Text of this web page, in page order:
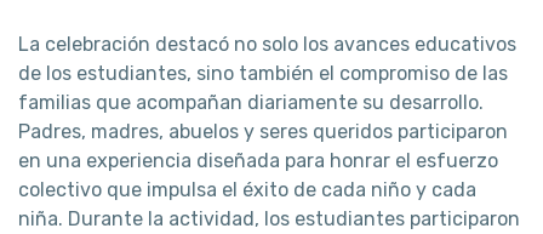
La celebración destacó no solo los avances educativos
de los estudiantes, sino también el compromiso de las
familias que acompañan diariamente su desarrollo.
Padres, madres, abuelos y seres queridos participaron
en una experiencia diseñada para honrar el esfuerzo
colectivo que impulsa el éxito de cada niño y cada
niña. Durante la actividad, los estudiantes participaron